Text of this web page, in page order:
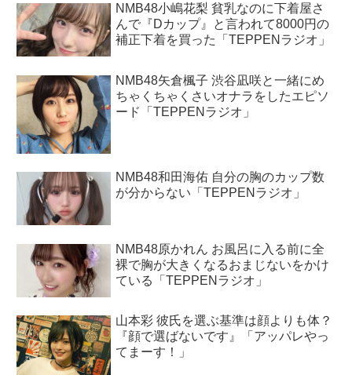
NMB48小嶋花梨 貧乳なのに下着屋さ
んで『Dカップ』と言われて8000円の
補正下着を買った「TEPPENラジオ」
NMB48矢倉楓子 渋谷凪咲と一緒にめ
ちゃくちゃくさいオナラをしたエピソ
ード「TEPPENラジオ」
NMB48和田海佑 自分の胸のカップ数
が分からない「TEPPENラジオ」
NMB48原かれん お風呂に入る前に全
裸で胸が大きくなるおまじないをかけ
ている「TEPPENラジオ」
山本彩 彼氏を選ぶ基準は顔よりも体？
『顔で選ばないです』「アッパレやっ
てまーす！」